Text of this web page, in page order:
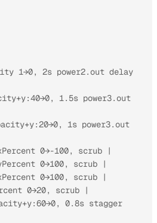
1→0, 2s power2.out delay
1.5s power3.out
1s power3.out
0→-100, scrub |
0→100, scrub |
0→100, scrub |
0→20, scrub |
0.8s stagger